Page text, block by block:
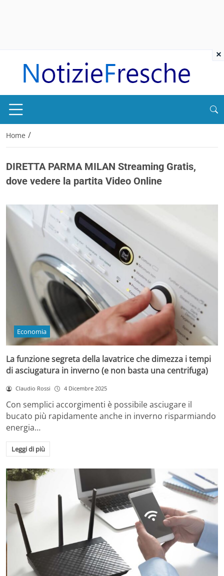
Home /
DIRETTA PARMA MILAN Streaming Gratis,
dove vedere la partita Video Online
Economia
La funzione segreta della lavatrice che dimezza i tempi
di asciugatura in inverno (e non basta una centrifuga)
Claudio Rossi 4 Dicembre 2025
Con semplici accorgimenti è possibile asciugare il
bucato più rapidamente anche in inverno risparmiando
energia…
Leggi di più
×